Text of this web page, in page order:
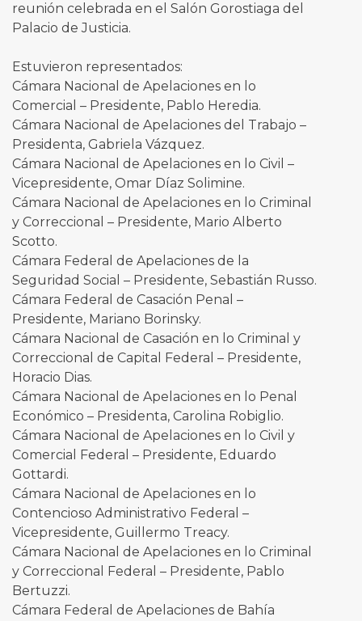
reunión celebrada en el Salón Gorostiaga del
Palacio de Justicia.
Estuvieron representados:
Cámara Nacional de Apelaciones en lo
Comercial – Presidente, Pablo Heredia.
Cámara Nacional de Apelaciones del Trabajo –
Presidenta, Gabriela Vázquez.
Cámara Nacional de Apelaciones en lo Civil –
Vicepresidente, Omar Díaz Solimine.
Cámara Nacional de Apelaciones en lo Criminal
y Correccional – Presidente, Mario Alberto
Scotto.
Cámara Federal de Apelaciones de la
Seguridad Social – Presidente, Sebastián Russo.
Cámara Federal de Casación Penal –
Presidente, Mariano Borinsky.
Cámara Nacional de Casación en lo Criminal y
Correccional de Capital Federal – Presidente,
Horacio Dias.
Cámara Nacional de Apelaciones en lo Penal
Económico – Presidenta, Carolina Robiglio.
Cámara Nacional de Apelaciones en lo Civil y
Comercial Federal – Presidente, Eduardo
Gottardi.
Cámara Nacional de Apelaciones en lo
Contencioso Administrativo Federal –
Vicepresidente, Guillermo Treacy.
Cámara Nacional de Apelaciones en lo Criminal
y Correccional Federal – Presidente, Pablo
Bertuzzi.
Cámara Federal de Apelaciones de Bahía